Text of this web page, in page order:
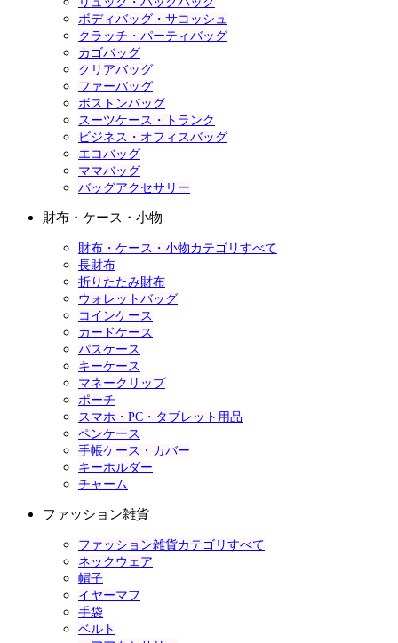
ボディバッグ・サコッシュ
クラッチ・パーティバッグ
カゴバッグ
クリアバッグ
ファーバッグ
ボストンバッグ
スーツケース・トランク
ビジネス・オフィスバッグ
エコバッグ
ママバッグ
バッグアクセサリー
財布・ケース・小物
財布・ケース・小物カテゴリすべて
長財布
折りたたみ財布
ウォレットバッグ
コインケース
カードケース
パスケース
キーケース
マネークリップ
ポーチ
スマホ・PC・タブレット用品
ペンケース
手帳ケース・カバー
キーホルダー
チャーム
ファッション雑貨
ファッション雑貨カテゴリすべて
ネックウェア
帽子
イヤーマフ
手袋
ベルト